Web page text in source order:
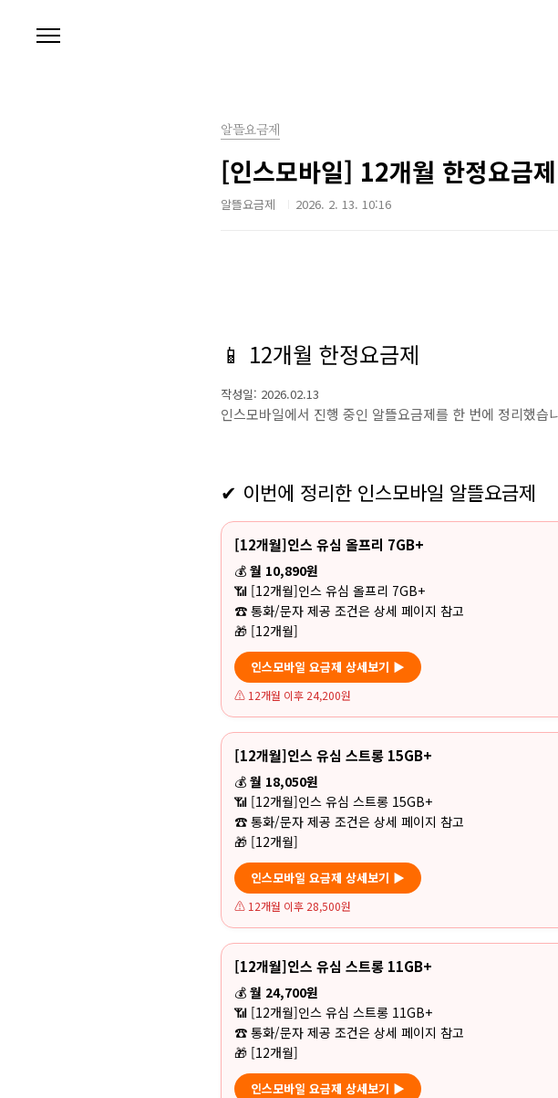
알뜰요금제
[인스모바일] 12개월 한정요금제
알뜰요금제 2026. 2. 13. 10:16
📱 12개월 한정요금제
작성일: 2026.02.13
인스모바일에서 진행 중인 알뜰요금제를 한 번에 정리했습
✔ 이번에 정리한 인스모바일 알뜰요금제
[12개월]인스 유심 올프리 7GB+
💰 월 10,890원
📶 [12개월]인스 유심 올프리 7GB+
☎ 통화/문자 제공 조건은 상세 페이지 참고
🎁 [12개월]
인스모바일 요금제 상세보기 ▶
⚠ 12개월 이후 24,200원
[12개월]인스 유심 스트롱 15GB+
💰 월 18,050원
📶 [12개월]인스 유심 스트롱 15GB+
☎ 통화/문자 제공 조건은 상세 페이지 참고
🎁 [12개월]
인스모바일 요금제 상세보기 ▶
⚠ 12개월 이후 28,500원
[12개월]인스 유심 스트롱 11GB+
💰 월 24,700원
📶 [12개월]인스 유심 스트롱 11GB+
☎ 통화/문자 제공 조건은 상세 페이지 참고
🎁 [12개월]
인스모바일 요금제 상세보기 ▶